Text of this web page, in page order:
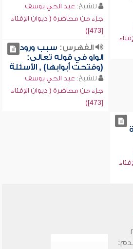
للشيخ: عبد الحي يوسف
جزء من محاضرة ( ديوان الإفتاء
[473])
الفهرس: سبب ورود
الواو في قوله تعالى:
(وفتحت أبوابها) , الأسئلة
للشيخ: عبد الحي يوسف
جزء من محاضرة ( ديوان الإفتاء
[473])